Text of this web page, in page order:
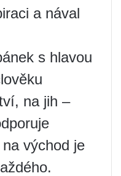
a nával
s hlavou
na jih –
východ je